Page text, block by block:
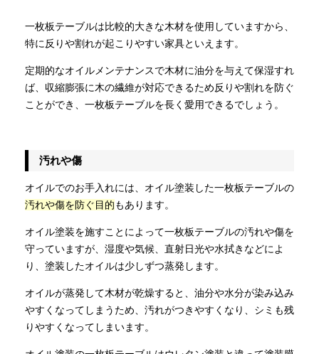
一枚板テーブルは比較的大きな木材を使用していますから、
特に反りや割れが起こりやすい家具といえます。
定期的なオイルメンテナンスで木材に油分を与えて保湿すれ
ば、収縮膨張に木の繊維が対応できるため反りや割れを防ぐ
ことができ、一枚板テーブルを長く愛用できるでしょう。
汚れや傷
オイルでのお手入れには、オイル塗装した一枚板テーブルの
汚れや傷を防ぐ目的もあります。
オイル塗装を施すことによって一枚板テーブルの汚れや傷を
守っていますが、湿度や気候、直射日光や水拭きなどによ
り、塗装したオイルは少しずつ蒸発します。
オイルが蒸発して木材が乾燥すると、油分や水分が染み込み
やすくなってしまうため、汚れがつきやすくなり、シミも残
りやすくなってしまいます。